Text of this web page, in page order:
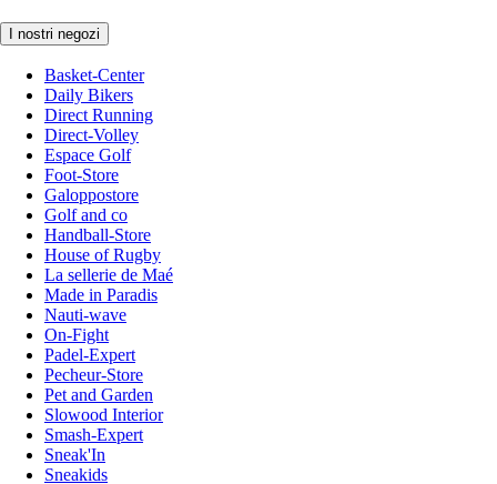
I nostri negozi
Basket-Center
Daily Bikers
Direct Running
Direct-Volley
Espace Golf
Foot-Store
Galoppostore
Golf and co
Handball-Store
House of Rugby
La sellerie de Maé
Made in Paradis
Nauti-wave
On-Fight
Padel-Expert
Pecheur-Store
Pet and Garden
Slowood Interior
Smash-Expert
Sneak'In
Sneakids